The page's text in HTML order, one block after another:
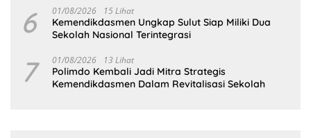
6 01/08/2026 15 Lihat
Kemendikdasmen Ungkap Sulut Siap Miliki Dua
Sekolah Nasional Terintegrasi
7 01/08/2026 13 Lihat
Polimdo Kembali Jadi Mitra Strategis
Kemendikdasmen Dalam Revitalisasi Sekolah